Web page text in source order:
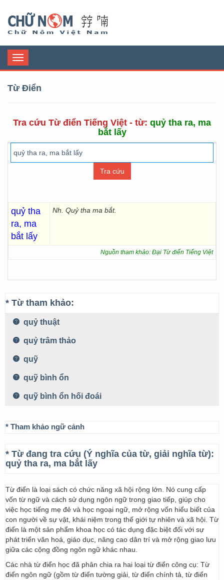
Toggle
navigation
Từ Điển
Tra cứu Từ điển Tiếng Việt - từ: quỷ tha ra, ma
bắt lấy
quỷ tha
ra, ma
bắt lấy
Nh. Quỷ tha ma bắt.
Nguồn tham khảo: Đại Từ điển Tiếng Việt
* Từ tham khảo:
quỷ thuật
quỷ trâm thảo
quỹ
quỹ bình ổn
quỹ bình ổn hối đoái
* Tham khảo ngữ cảnh
* Từ đang tra cứu (Ý nghĩa của từ, giải nghĩa từ):
quỷ tha ra, ma bắt lấy
Từ điển là loại sách có chức năng xã hội rộng lớn. Nó cung cấp
vốn từ ngữ và cách sử dụng ngôn ngữ trong giao tiếp, giúp cho
việc học tiếng mẹ đẻ và học ngoại ngữ, mở rộng vốn hiểu biết của
con người về sự vật, khái niệm trong thế giới tự nhiên và xã hội. Từ
điển là một sản phẩm khoa học có tác dụng đặc biệt đối với sự
phát triển văn hoá, giáo dục, nâng cao dân trí và mở rộng giao lưu
giữa các cộng đồng ngôn ngữ khác nhau.
Các nhà từ điển học đã phân chia ra hai loại từ điển công cụ: Từ
điển ngôn ngữ (gồm từ điển tường giải, từ điển chính tả, từ điển